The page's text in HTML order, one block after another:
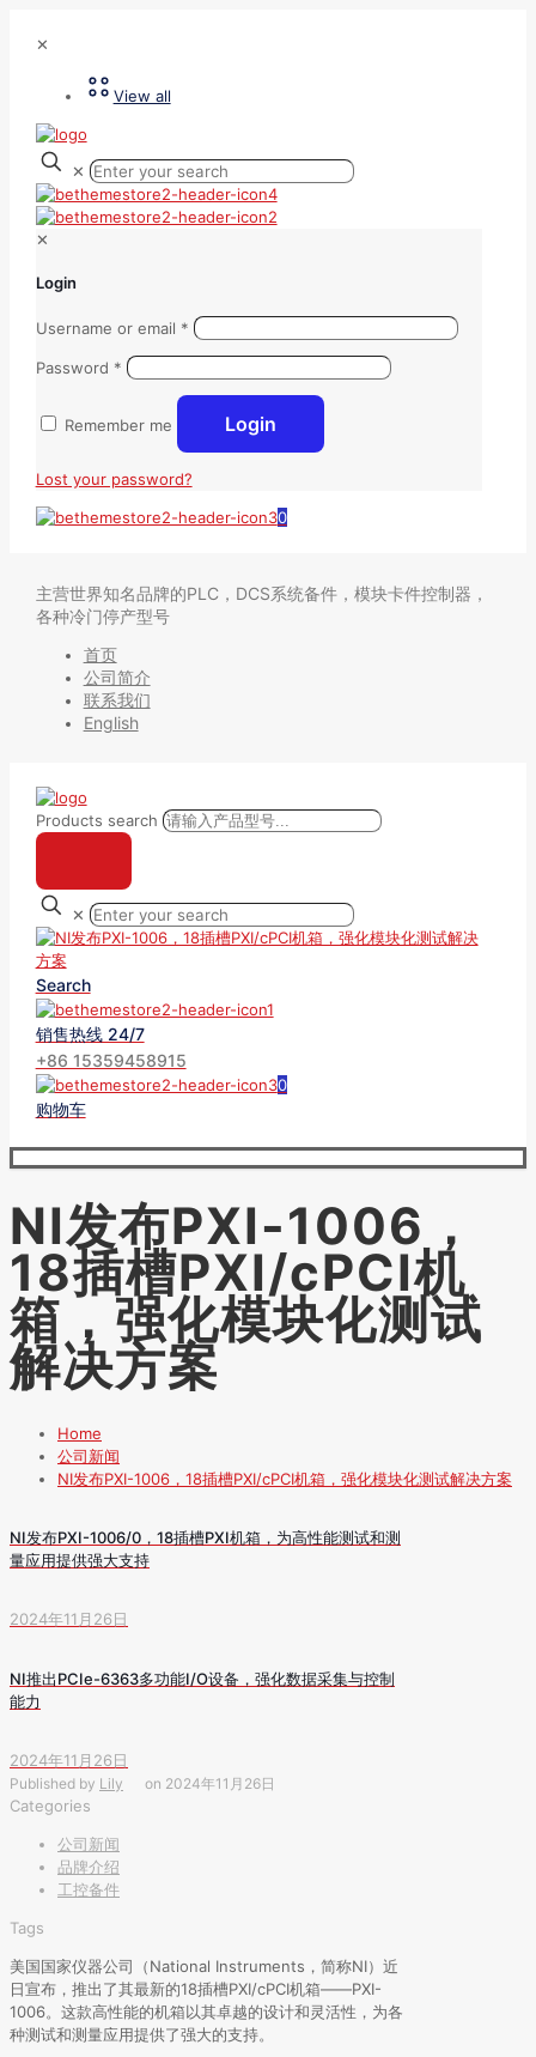
✕
View all
✕
✕
Login
Username or email *
Password *
Remember me Login
Lost your password?
0
主营世界知名品牌的PLC，DCS系统备件，模块卡件控制器，
各种冷门停产型号
首页
公司简介
联系我们
English
Products search
✕
Search
销售热线 24/7
+86 15359458915
0
购物车
NI发布PXI-1006，
18插槽PXI/cPCI机
箱，强化模块化测试
解决方案
Home
公司新闻
NI发布PXI-1006，18插槽PXI/cPCI机箱，强化模块化测试解决方案
NI发布PXI-1006/0，18插槽PXI机箱，为高性能测试和测
量应用提供强大支持
2024年11月26日
NI推出PCIe-6363多功能I/O设备，强化数据采集与控制
能力
2024年11月26日
Published by Lily on 2024年11月26日
Categories
公司新闻
品牌介绍
工控备件
Tags
美国国家仪器公司（National Instruments，简称NI）近
日宣布，推出了其最新的18插槽PXI/cPCI机箱——PXI-
1006。这款高性能的机箱以其卓越的设计和灵活性，为各
种测试和测量应用提供了强大的支持。